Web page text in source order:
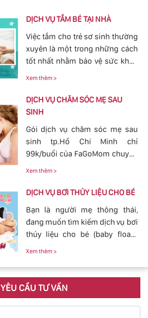
phổ biến. Với việc thông tắc tia
chóng thông tia sữa, giảm bớt
các cơn đau cương cứng tại
vùng bầu vú, đảm bảo cho
nguồn sữa về đều cho bé bú.
DỊCH VỤ TẮM BÉ TẠI NHÀ
Việc tắm cho trẻ sơ sinh thường
xuyên là một trong những cách
tốt nhất nhằm bảo vệ sức khỏe
Bởi vậy, nhu cầu tắm cho trẻ sơ
sinh ngày càn lớn, với dịch vụ
FaGoMom cung cấp tới các mẹ
không cần phải lo nghĩ về
chuyện massage và tắm cho
con yêu của mình.
Xem thêm >
DỊCH VỤ CHĂM SÓC MẸ SAU
SINH
Gói dịch vụ chăm sóc mẹ sau
sinh tp.Hồ Chí Minh chỉ
99k/buổi của FaGoMom chuyên
yên tâm cho mẹ và bé.
Xem thêm >
DỊCH VỤ BƠI THỦY LIỆU CHO BÉ
Bạn là người mẹ thông thái,
đang muốn tìm kiếm dịch vụ bơi
thủy liệu cho bé (baby fload)
Xem thêm >
YÊU CẦU TƯ VẤN